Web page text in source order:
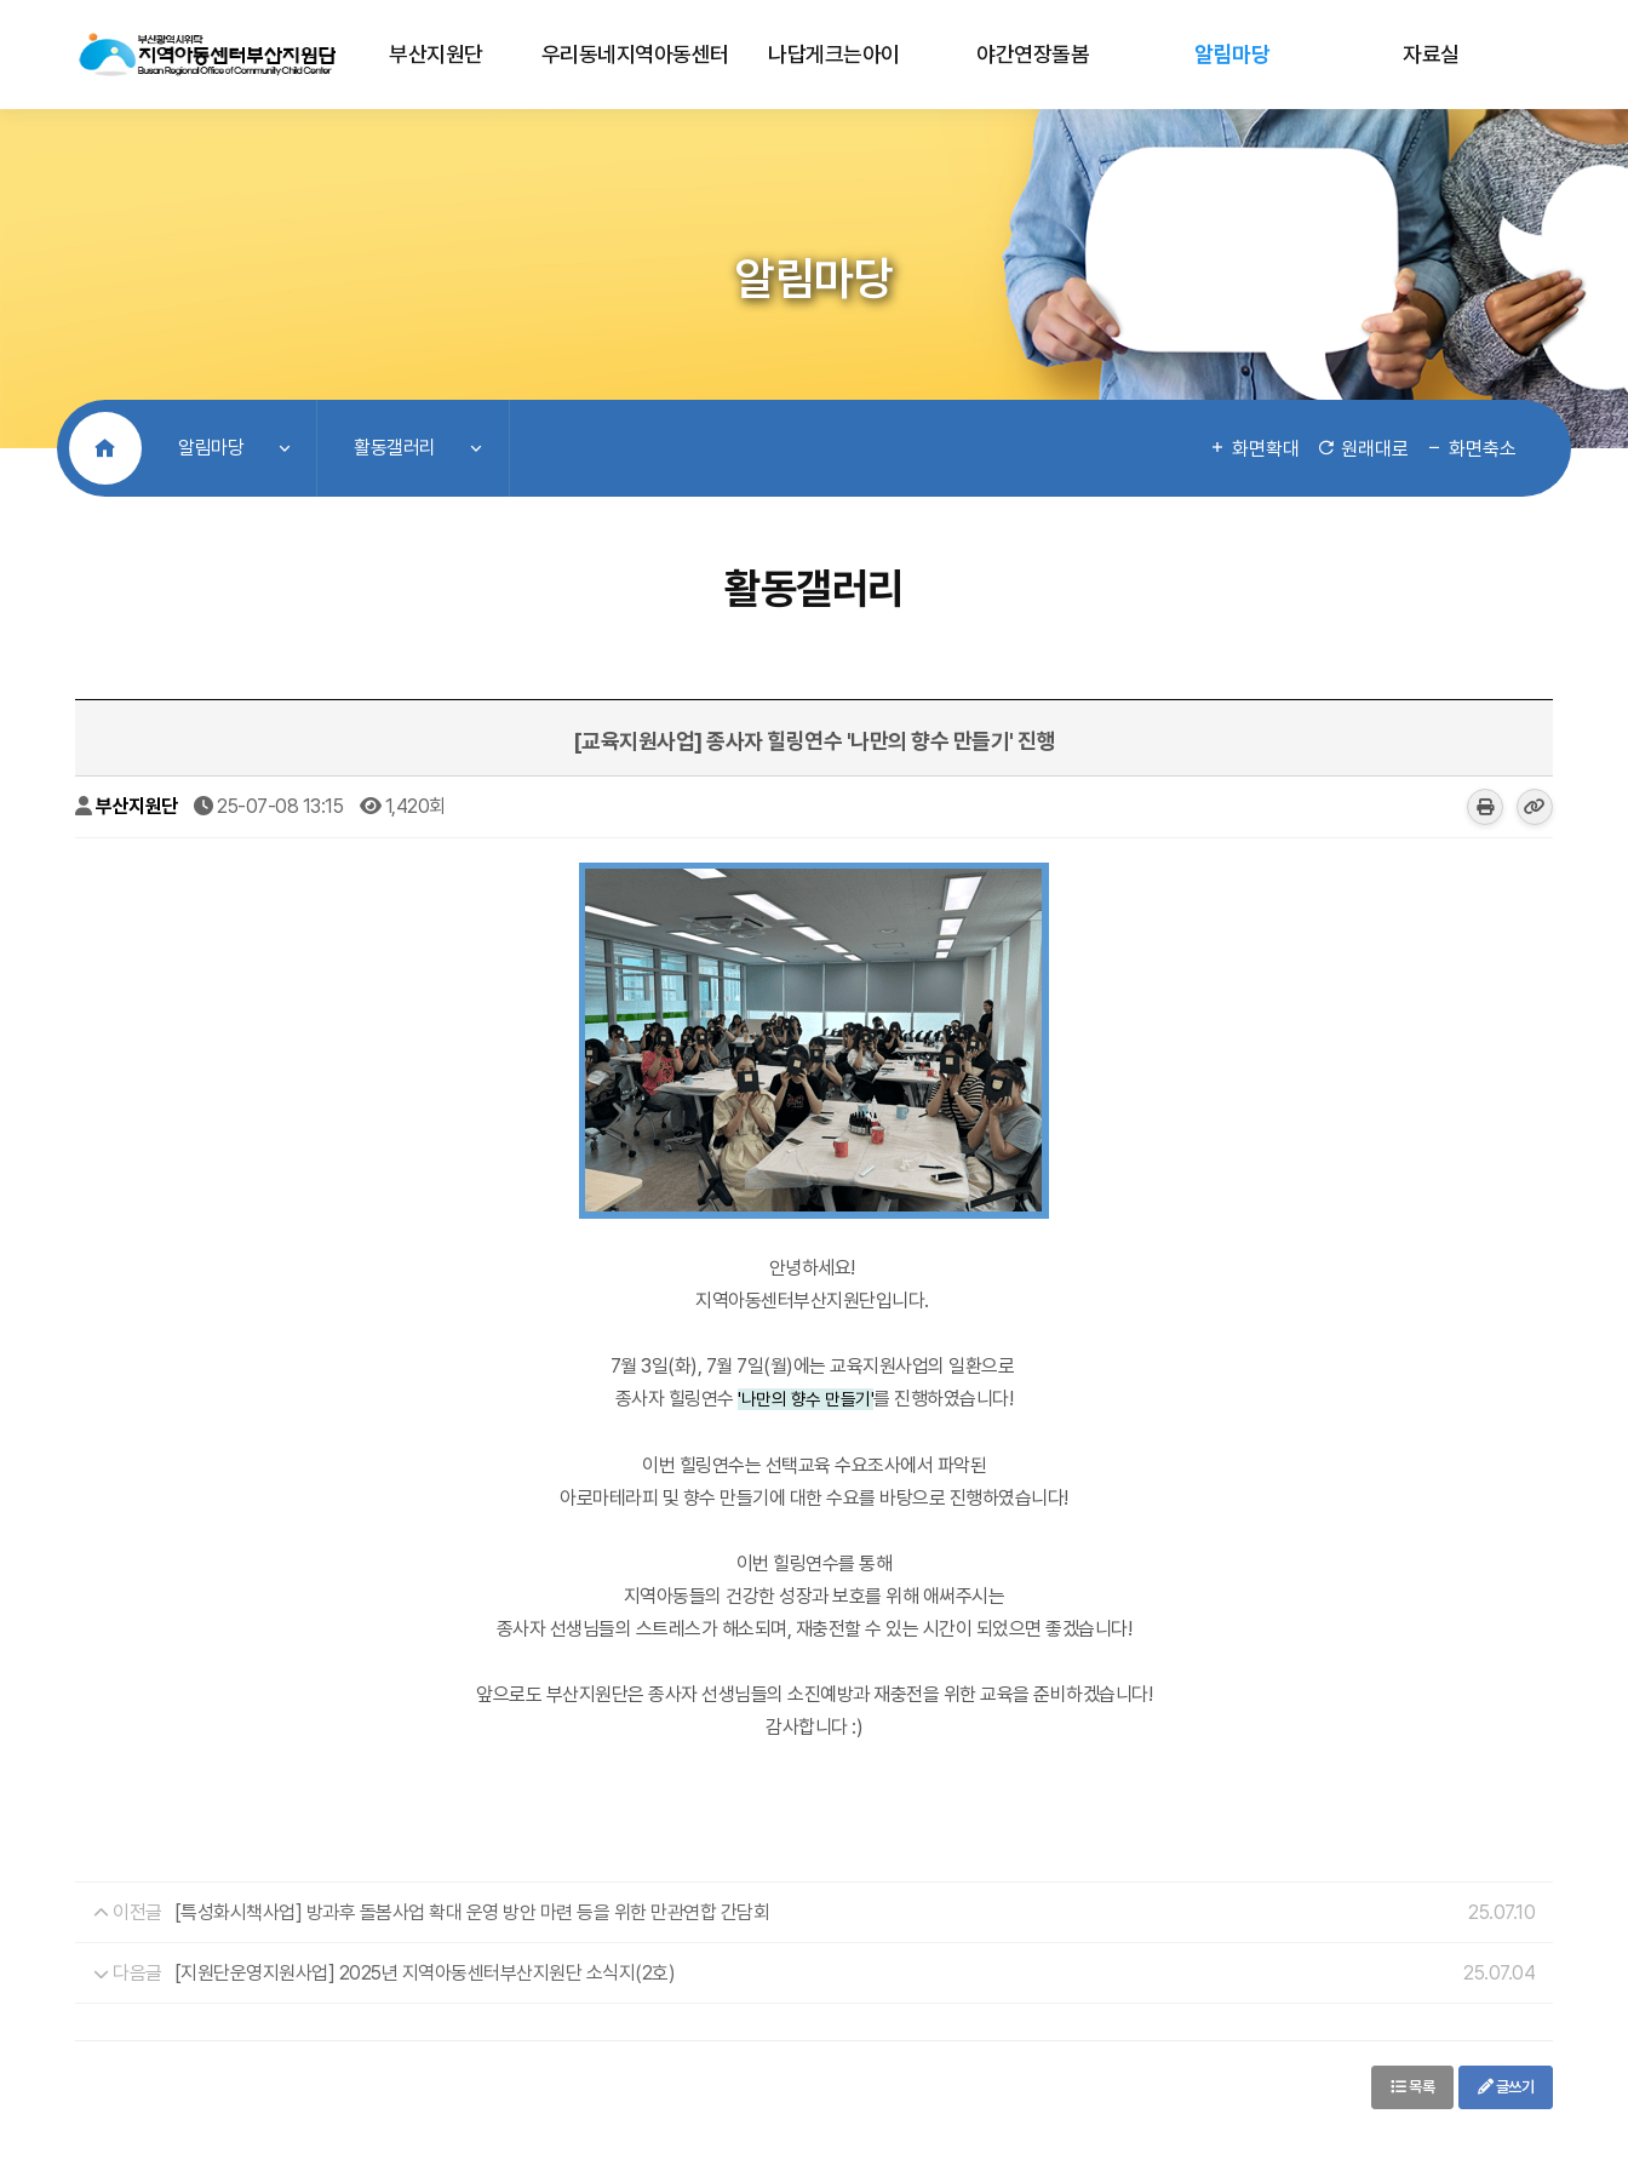
부산지원단 우리동네지역아동센터 나답게크는아이 야간연장돌봄 알림마당 자료실
알림마당
처음으로알림마당 활동갤러리 화면확대 원래대로 화면축소
활동갤러리
[교육지원사업] 종사자 힐링연수 '나만의 향수 만들기' 진행
부산지원단 25-07-08 13:15 1,420회
안녕하세요!
지역아동센터부산지원단입니다.
7월 3일(화), 7월 7일(월)에는 교육지원사업의 일환으로
종사자 힐링연수'나만의 향수 만들기'를 진행하였습니다!
이번 힐링연수는 선택교육 수요조사에서 파악된
아로마테라피 및 향수 만들기에 대한 수요를 바탕으로 진행하였습니다!
이번 힐링연수를 통해
지역아동들의 건강한 성장과 보호를 위해 애써주시는
종사자 선생님들의 스트레스가 해소되며, 재충전할 수 있는 시간이 되었으면 좋겠습니다!
앞으로도 부산지원단은 종사자 선생님들의 소진예방과 재충전을 위한 교육을 준비하겠습니다!
감사합니다 :)
이전글 [특성화시책사업] 방과후 돌봄사업 확대 운영 방안 마련 등을 위한 만관연합 간담회 25.07.10
다음글 [지원단운영지원사업] 2025년 지역아동센터부산지원단 소식지(2호) 25.07.04
목록 글쓰기